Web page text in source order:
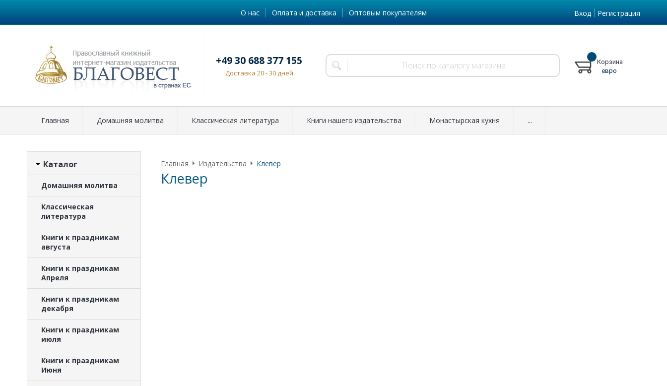
О нас Оплата и доставка Оптовым покупателям Вход Регистрация
+49 30 688 377 155
Доставка 20 - 30 дней
Корзина
евро
Главная Домашняя молитва Классическая литература Книги нашего издательства Монастырская кухня ...
Каталог
Домашняя молитва
Классическая
литература
Книги к праздникам
августа
Книги к праздникам
Апреля
Книги к праздникам
декабря
Книги к праздникам
июля
Книги к праздникам
Июня
Главная Издательства Клевер
Клевер